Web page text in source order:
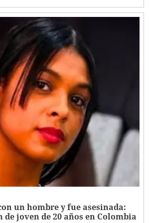
un hombre y fue asesinada:
joven de 20 años en Colombia